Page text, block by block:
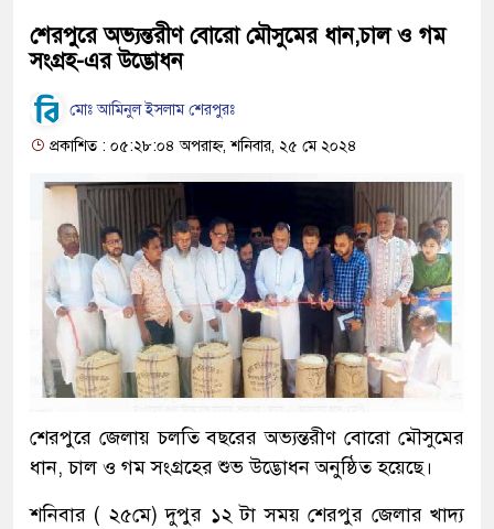
শেরপুরে অভ্যন্তরীণ বোরো মৌসুমের ধান,চাল ও গম
সংগ্রহ-এর উদ্ভোধন
মোঃ আমিনুল ইসলাম শেরপুরঃ
প্রকাশিত : ০৫:২৮:০৪ অপরাহ্ন, শনিবার, ২৫ মে ২০২৪
শেরপুরে জেলায় চলতি বছরের অভ্যন্তরীণ বোরো মৌসুমের
ধান, চাল ও গম সংগ্রহের শুভ উদ্ভোধন অনুষ্ঠিত হয়েছে।
শনিবার ( ২৫মে) দুপুর ১২ টা সময় শেরপুর জেলার খাদ্য